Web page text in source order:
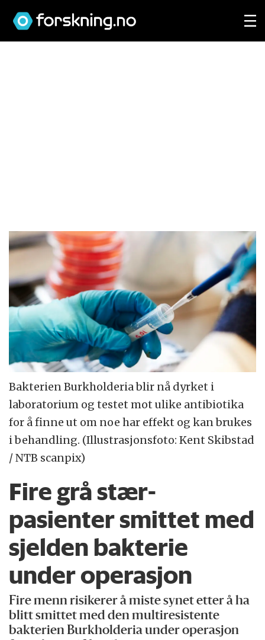
Bakterien Burkholderia blir nå dyrket i
laboratorium og testet mot ulike antibiotika
for å finne ut om noe har effekt og kan brukes
i behandling. (Illustrasjonsfoto: Kent Skibstad
/ NTB scanpix)
Fire grå stær-
pasienter smittet med
sjelden bakterie
under operasjon
Fire menn risikerer å miste synet etter å ha
blitt smittet med den multiresistente
bakterien Burkholderia under operasjon